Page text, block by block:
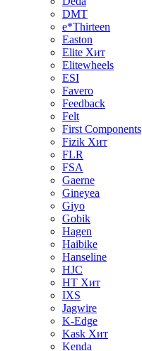
DMT
e*Thirteen
Easton
Elite Хит
Elitewheels
ESI
Favero
Feedback
Felt
First Components
Fizik Хит
FLR
FSA
Gaerne
Gineyea
Giyo
Gobik
Hagen
Haibike
Hanseline
HJC
HT Хит
IXS
Jagwire
K-Edge
Kask Хит
Kenda